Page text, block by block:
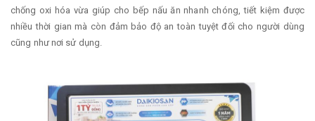
chống oxi hóa vừa giúp cho bếp nấu ăn nhanh chóng, tiết kiệm được
nhiều thời gian mà còn đảm bảo độ an toàn tuyệt đối cho người dùng
cũng như nơi sử dụng.